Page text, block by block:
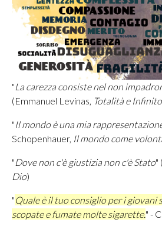
"La carezza consiste nel non
(Emmanuel Levinas, Totalità e Infinito
"Il mondo è una mia
Schopenhauer, Il mondo come
"Dove non c'è giustizia non c'è Stato"
Dio)
"Quale è il tuo consiglio per i giovani
scopate e fumate molte sigarette." -